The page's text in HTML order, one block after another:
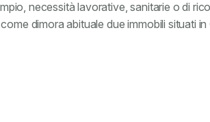
necessità lavorative, sanitarie o di
dimora abituale due immobili situati